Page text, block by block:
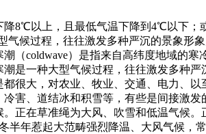
以上，且最低气温下降到4℃以下；
候过程，往往激发多种严沉的景象形
（coldwave）是指来自高纬度地域的
是一种大型气候过程，往往激发多种
很大，对农业、牧业、交通、电力、
害、道结冰和积雪等，有些是间接激
正在草准绳为大风、吹雪和低温气候
半年惹起大范畴强烈降温、大风气候